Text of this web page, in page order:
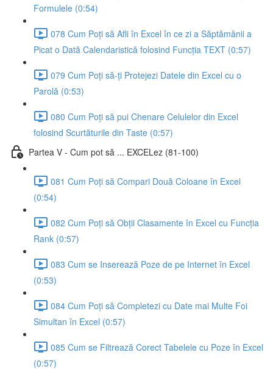
Formulele (0:54)
078 Cum Poți să Afli în Excel în ce zi a Săptămânii a
Picat o Dată Calendaristică folosind Funcția TEXT (0:57)
079 Cum Poți să-ți Protejezi Datele din Excel cu o
Parolă (0:53)
080 Cum Poți să pui Chenare Celulelor din Excel
folosind Scurtăturile din Taste (0:57)
Partea V - Cum pot să ... EXCELez (81-100)
081 Cum Poți să Compari Două Coloane în Excel
(0:54)
082 Cum Poți să Obții Clasamente în Excel cu Funcția
Rank (0:57)
083 Cum se Inserează Poze de pe Internet în Excel
(0:53)
084 Cum Poți să Completezi cu Date mai Multe Foi
Simultan în Excel (0:57)
085 Cum se Filtrează Corect Tabelele cu Poze în Excel
(0:57)